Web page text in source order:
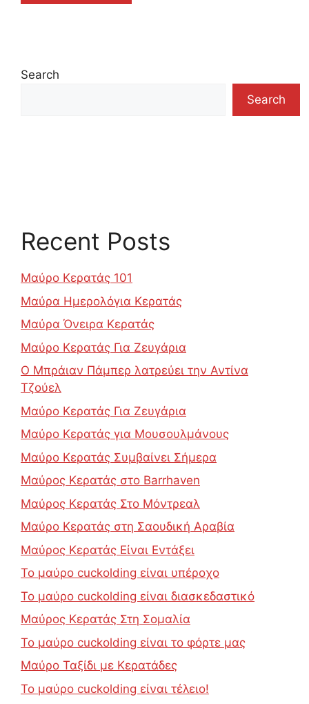
Search
Search
Recent Posts
Μαύρο Κερατάς 101
Μαύρα Ημερολόγια Κερατάς
Μαύρα Όνειρα Κερατάς
Μαύρο Κερατάς Για Ζευγάρια
Ο Μπράιαν Πάμπερ λατρεύει την Αντίνα
Τζούελ
Μαύρο Κερατάς Για Ζευγάρια
Μαύρο Κερατάς για Μουσουλμάνους
Μαύρο Κερατάς Συμβαίνει Σήμερα
Μαύρος Κερατάς στο Barrhaven
Μαύρος Κερατάς Στο Μόντρεαλ
Μαύρο Κερατάς στη Σαουδική Αραβία
Μαύρος Κερατάς Είναι Εντάξει
Το μαύρο cuckolding είναι υπέροχο
Το μαύρο cuckolding είναι διασκεδαστικό
Μαύρος Κερατάς Στη Σομαλία
Το μαύρο cuckolding είναι το φόρτε μας
Μαύρο Ταξίδι με Κερατάδες
Το μαύρο cuckolding είναι τέλειο!